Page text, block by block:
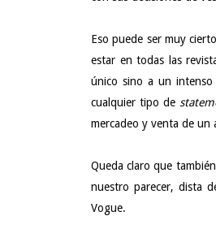
Eso puede ser muy
estar en todas las
único sino a un
cualquier tipo de
mercadeo y venta de un
Queda claro que
nuestro parecer, dista
Vogue.